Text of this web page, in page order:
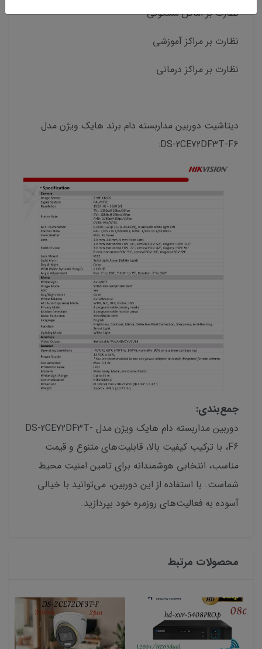
نظارت بر اماکن مسکونی
نظارت بر مراکز آموزشی
نظارت بر مراکز درمانی
دیتاشیت دوربین مداربسته دام برند هایک ویژن مدل
DS-2CE72DF3T-F6:
جمع‌بندی:
دوربین مداربسته دام هایک ویژن مدل DS-2CE72DF3T-
F6، با ترکیب کیفیت بالا، قابلیت‌های متنوع و قیمت
مناسب، انتخابی هوشمندانه برای تامین امنیت محیط
شماست. با استفاده از این دوربین، می‌توانید با خیالی
آسوده به فعالیت‌های روزمره خود بپردازید.
محصولات مرتبط